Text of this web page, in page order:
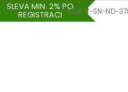
SLEVA MIN. 2% PO
REGISTRACI Kód: V-SN-ND-